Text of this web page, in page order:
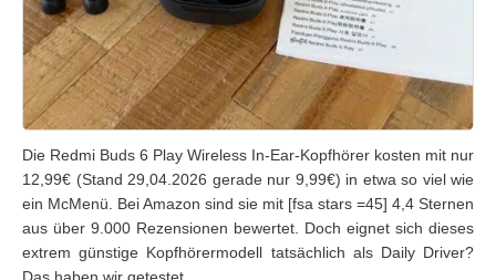
Die Redmi Buds 6 Play Wireless In-Ear-Kopfhörer kosten mit nur
12,99€ (Stand 29,04.2026 gerade nur 9,99€) in etwa so viel wie
ein McMenü. Bei Amazon sind sie mit [fsa stars =45] 4,4 Sternen
aus über 9.000 Rezensionen bewertet. Doch eignet sich dieses
extrem günstige Kopfhörermodell tatsächlich als Daily Driver?